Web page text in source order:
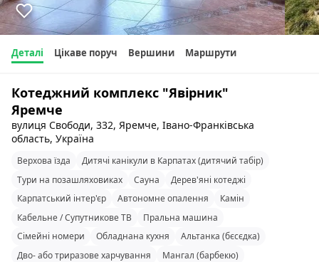
Деталі Цікаве поруч Вершини Маршрути
Котеджний комплекс "Явірник"
Яремче
вулиця Свободи, 332, Яремче, Івано-Франківська
область, Україна
Верхова їзда
Дитячі канікули в Карпатах (дитячий табір)
Тури на позашляховиках
Сауна
Дерев'яні котеджі
Карпатський інтер'єр
Автономне опалення
Камін
Кабельне / Супутникове ТВ
Пральна машина
Сімейні номери
Обладнана кухня
Альтанка (бєсєдка)
Дво- або триразове харчування
Мангал (барбекю)